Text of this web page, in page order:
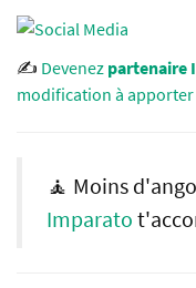
✍️ Devenez partenaire
modification à apporter
🧘 Moins
Imparato